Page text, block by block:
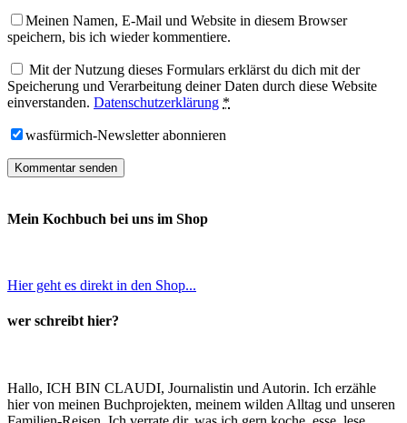
Meinen Namen, E-Mail und Website in diesem Browser
speichern, bis ich wieder kommentiere.
Mit der Nutzung dieses Formulars erklärst du dich mit der
Speicherung und Verarbeitung deiner Daten durch diese Website
einverstanden. Datenschutzerklärung *
wasfürmich-Newsletter abonnieren
Mein Kochbuch bei uns im Shop
Hier geht es direkt in den Shop...
wer schreibt hier?
Hallo, ICH BIN CLAUDI, Journalistin und Autorin. Ich erzähle
hier von meinen Buchprojekten, meinem wilden Alltag und unseren